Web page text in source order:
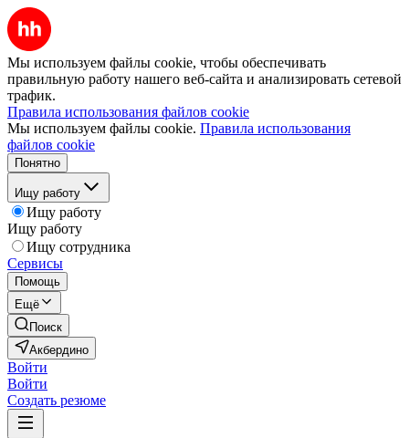
Мы используем файлы cookie, чтобы обеспечивать
правильную работу нашего веб-сайта и анализировать сетевой
трафик.
Правила использования файлов cookie
Мы используем файлы cookie. Правила использования
файлов cookie
Понятно
Ищу работу
Ищу работу
Ищу работу
Ищу сотрудника
Сервисы
Помощь
Ещё
Поиск
Акбердино
Войти
Войти
Создать резюме